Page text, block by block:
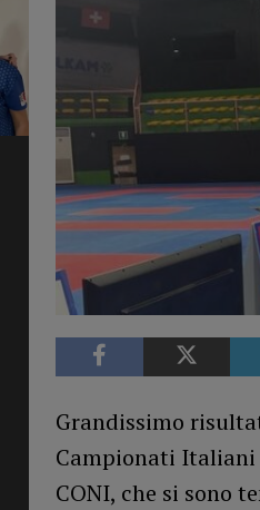
Grandissimo
Campionati Italiani
CONI, che si sono